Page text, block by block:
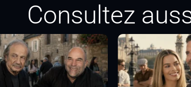
Consultez